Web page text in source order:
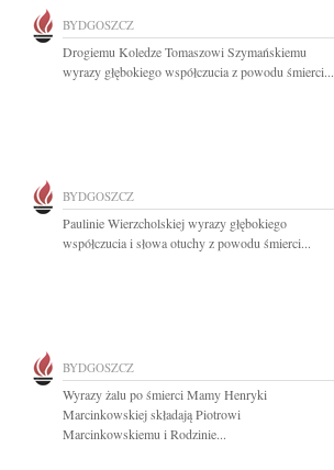
BYDGOSZCZ
Drogiemu Koledze Tomaszowi Szymańskiemu
wyrazy głębokiego współczucia z powodu śmierci...
BYDGOSZCZ
Paulinie Wierzcholskiej wyrazy głębokiego
współczucia i słowa otuchy z powodu śmierci...
BYDGOSZCZ
Wyrazy żalu po śmierci Mamy Henryki
Marcinkowskiej składają Piotrowi
Marcinkowskiemu i Rodzinie...